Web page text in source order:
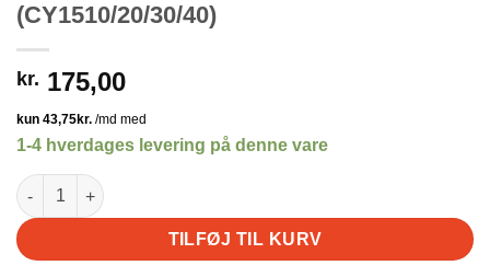
(CY1510/20/30/40)
kr. 175,00
1-4 hverdages levering på denne vare
Batterilader til HuiNa maskiner (CY1510/20/30/40) antal
TILFØJ TIL KURV